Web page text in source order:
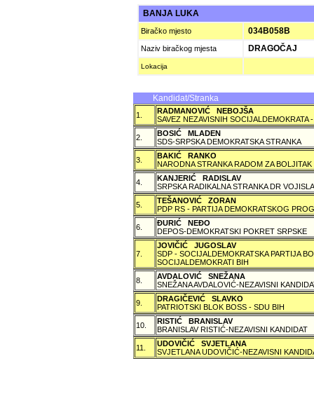
BANJA LUKA
Biračko mjesto 034B058B
Naziv biračkog mjesta DRAGOČAJ
Lokacija
Kandidat/Stranka
1.
RADMANOVIĆ NEBOJŠA
SAVEZ NEZAVISNIH SOCIJALDEMOKRATA
2.
BOSIĆ MLADEN
SDS-SRPSKA DEMOKRATSKA STRANKA
3.
BAKIĆ RANKO
NARODNA STRANKA RADOM ZA BOLJITAK
4.
KANJERIĆ RADISLAV
SRPSKA RADIKALNA STRANKA DR
5.
TEŠANOVIĆ ZORAN
PDP RS - PARTIJA DEMOKRATSKOG
6.
ÐURIĆ NEÐO
DEPOS-DEMOKRATSKI POKRET SRPSKE
7.
JOVIČIĆ JUGOSLAV
SDP - SOCIJALDEMOKRATSKA PARTIJA
SOCIJALDEMOKRATI BIH
8.
AVDALOVIĆ SNEŽANA
SNEŽANA AVDALOVIĆ-NEZAVISNI
9.
DRAGIČEVIĆ SLAVKO
PATRIOTSKI BLOK BOSS - SDU BIH
10.
RISTIĆ BRANISLAV
BRANISLAV RISTIĆ-NEZAVISNI KANDIDAT
11.
UDOVIČIĆ SVJETLANA
SVJETLANA UDOVIČIĆ-NEZAVISNI